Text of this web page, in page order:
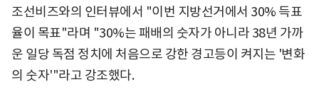
조선비즈와의 인터뷰에서 "이번 지방선거에서 30% 득표
율이 목표"라며 "30%는 패배의 숫자가 아니라 38년 가까
운 일당 독점 정치에 처음으로 강한 경고등이 켜지는 '변화
의 숫자'"라고 강조했다.